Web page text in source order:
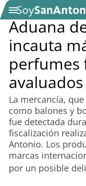
SOYTV
Podcast
Actualidad
Entretención
Economía
Deportes
Aduana
incauta
perfumes
La mercancía,
como balones y
fue detectada
fiscalización
Antonio. Los
marcas
por un posible